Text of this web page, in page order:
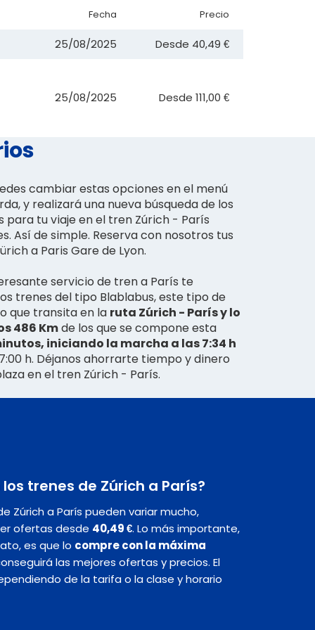
Fecha Precio
25/08/2025 Desde 40,49 €
25/08/2025 Desde 111,00 €
cambiar estas opciones en el menú
y realizará una nueva búsqueda de los
para tu viaje en el tren Zúrich - París
Así de simple. Reserva con nosotros tus
a Paris Gare de Lyon.
servicio de tren a París te
trenes del tipo Blablabus, este tipo de
que transita en la ruta Zúrich - París y lo
486 Kmde los que se compone esta
iniciando la marcha a las 7:34 h
h. Déjanos ahorrarte tiempo y dinero
en el tren Zúrich - París.
trenes de Zúrich a París?
Zúrich a París pueden variar mucho,
ofertas desde 40,49 €. Lo más importante,
es que lo compre con la máxima
las mejores ofertas y precios. El
de la tarifa o la clase y horario